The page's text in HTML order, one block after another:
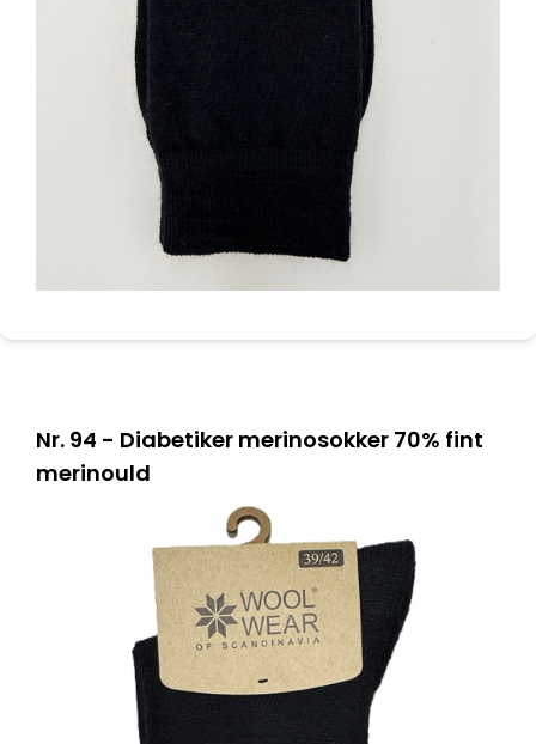
Nr. 94 - Diabetiker merinosokker 70% fint
merinould